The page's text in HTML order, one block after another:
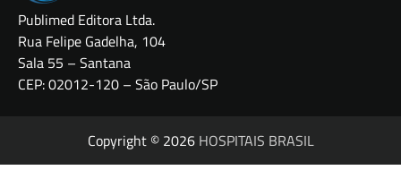
Publimed Editora Ltda.
Rua Felipe Gadelha, 104
Sala 55 – Santana
CEP: 02012-120 – São Paulo/SP
Copyright © 2026 HOSPITAIS BRASIL